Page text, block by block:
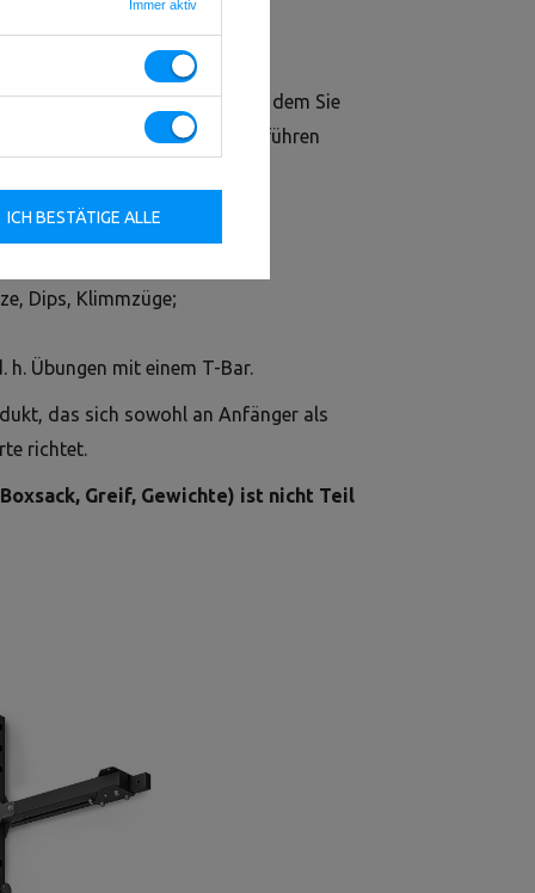
ist ein stabiles Gerät, mit dem Sie
und unteren Muskeln ausführen
Dips, Klimmzüge;
h. Übungen mit einem T-Bar.
das sich sowohl an Anfänger als
richtet.
Greif, Gewichte) ist nicht Teil
Immer aktiv
ICH BESTÄTIGE ALLE